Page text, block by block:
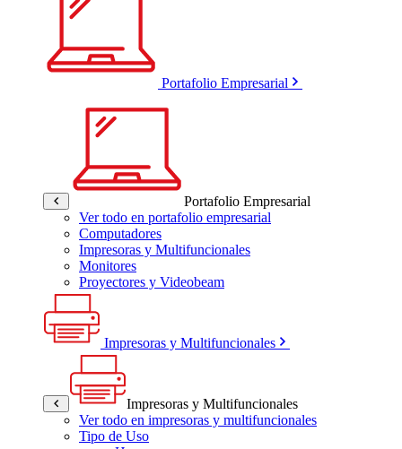
Portafolio Empresarial
Portafolio Empresarial
Ver todo en portafolio empresarial
Computadores
Impresoras y Multifuncionales
Monitores
Proyectores y Videobeam
Impresoras y Multifuncionales
Impresoras y Multifuncionales
Ver todo en impresoras y multifuncionales
Tipo de Uso